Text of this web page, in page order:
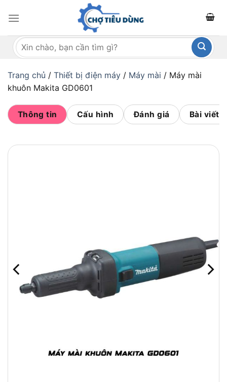
qua
dungTìm
kiếm:
Trang chủ / Thiết bị điện máy / Máy mài / Máy mài
khuôn Makita GD0601
Thông tin Cấu hình Đánh giá Bài viết